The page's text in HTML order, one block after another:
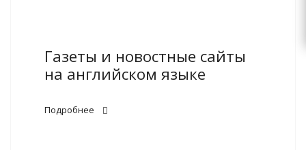
Газеты и новостные сайты
на английском языке
Подробнее